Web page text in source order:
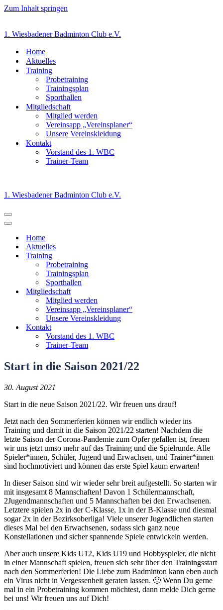
Zum Inhalt springen
1. Wiesbadener Badminton Club e.V.
Home
Aktuelles
Training
Probetraining
Trainingsplan
Sporthallen
Mitgliedschaft
Mitglied werden
Vereinsapp „Vereinsplaner“
Unsere Vereinskleidung
Kontakt
Vorstand des 1. WBC
Trainer-Team
1. Wiesbadener Badminton Club e.V.
Navigationsmenü
Navigationsmenü
Home
Aktuelles
Training
Probetraining
Trainingsplan
Sporthallen
Mitgliedschaft
Mitglied werden
Vereinsapp „Vereinsplaner“
Unsere Vereinskleidung
Kontakt
Vorstand des 1. WBC
Trainer-Team
Start in die Saison 2021/22
30. August 2021
Start in die neue Saison 2021/22. Wir freuen uns drauf!
Jetzt nach den Sommerferien können wir endlich wieder ins
Training und damit in die Saison 2021/22 starten! Nachdem die
letzte Saison der Corona-Pandemie zum Opfer gefallen ist, freuen
wir uns jetzt umso mehr auf das Training und die Spielrunde. Alle
Spieler*innen, Schüler, Jugend und Erwachsen, und Trainer*innen
sind hochmotiviert und können das erste Spiel kaum erwarten!
In dieser Saison sind wir wieder sehr breit aufgestellt. So starten wir
mit insgesamt 8 Mannschaften! Davon 1 Schülermannschaft,
2Jugendmannschaften und 5 Mannschaften bei den Erwachsenen.
Letztere spielen 2x in der C-Klasse, 1x in der B-Klasse und diesmal
sogar 2x in der Bezirksoberliga! Viele unserer Jugendlichen starten
dieses Mal bei den Erwachsenen, sodass sich ganz neue
Konstellationen und sicher spannende Spiele entwickeln werden.
Aber auch unsere Kids U12, Kids U19 und Hobbyspieler, die nicht
in einer Mannschaft spielen, freuen sich sehr über den Trainingsstart
nach den Sommerferien! Die Liebe zum Badminton kann eben auch
ein Virus nicht in Vergessenheit geraten lassen. 🙂 Wenn Du gerne
mal in ein Probetraining kommen möchtest, dann melde Dich gerne
bei uns! Wir freuen uns auf Dich!